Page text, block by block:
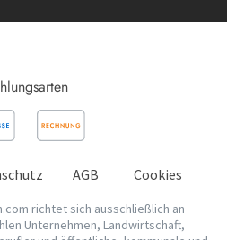
AGB Cookies
richtet sich ausschließlich an
Unternehmen, Landwirtschaft,